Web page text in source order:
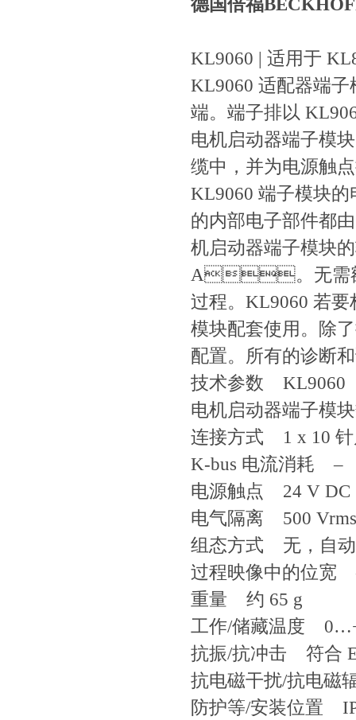
德国倍福
KL9060 | 适用于
KL9060 适配器端子
端。端子排以
电机启动器端子模块
缆中，并为电源触点
KL9060 端子模块
的内部电子部件都由
机启动器端子模块的
A。无需额外
过程。KL9060
模块配套使用。
配置。所有的诊断
技术参数 KL9060
电机启动器端子模
连接方式 1 x 10 针
K-bus 电流消耗 –
电源触点 24 V DC
电气隔离 500
组态方式 无，自动
过程映像中的位宽
重量 约 65 g
工作/储藏温度
抗振/抗冲击 符合
抗电磁干扰/抗电磁
防护等/安装位置